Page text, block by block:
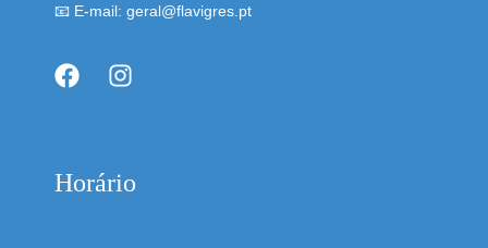
📧 E-mail: geral@flavigres.pt
Horário